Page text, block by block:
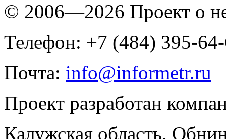
© 2006—2026 Проект о
Телефон: +7 (484) 395-
Почта: info@informetr.ru
Проект разработан
Калужская область.